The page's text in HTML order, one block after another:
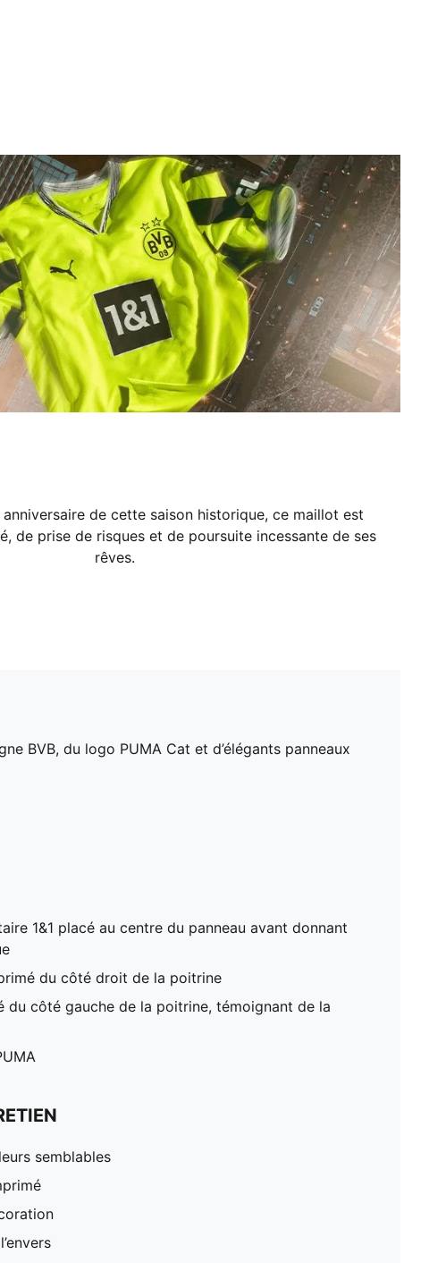
de cette saison historique, ce maillot est
de prise de risques et de poursuite incessante de ses
rêves.
BVB, du logo PUMA Cat et d’élégants panneaux
1&1 placé au centre du panneau avant donnant
du côté droit de la poitrine
du côté gauche de la poitrine, témoignant de la
semblables